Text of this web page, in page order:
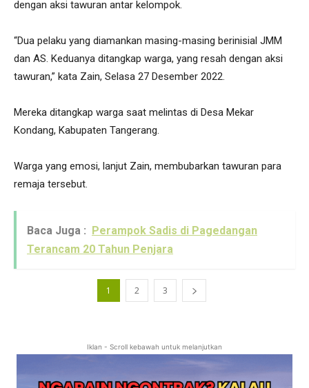
dengan aksi tawuran antar kelompok.
“Dua pelaku yang diamankan masing-masing berinisial JMM
dan AS. Keduanya ditangkap warga, yang resah dengan aksi
tawuran,” kata Zain, Selasa 27 Desember 2022.
Mereka ditangkap warga saat melintas di Desa Mekar
Kondang, Kabupaten Tangerang.
Warga yang emosi, lanjut Zain, membubarkan tawuran para
remaja tersebut.
Baca Juga :
Perampok Sadis di Pagedangan
Terancam 20 Tahun Penjara
1 2 3
Iklan - Scroll kebawah untuk melanjutkan